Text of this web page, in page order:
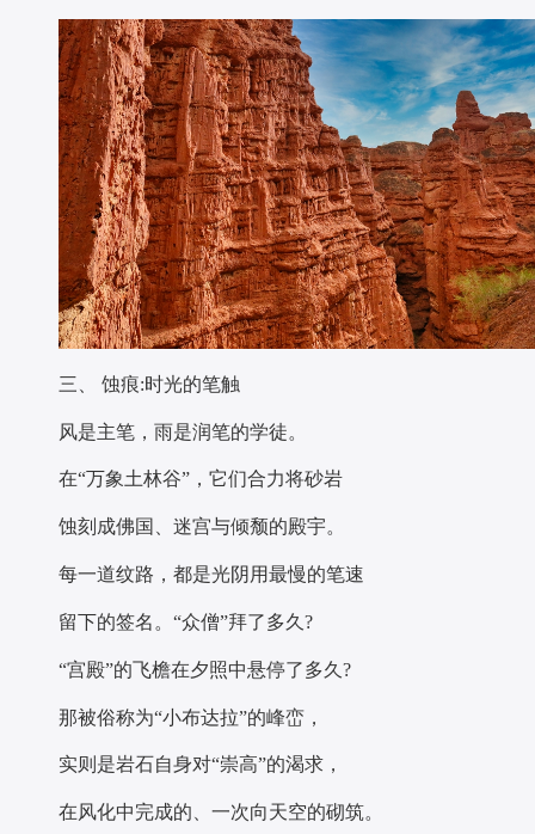
三、 蚀痕:时光的笔触
风是主笔，雨是润笔的学徒。
在“万象土林谷”，它们合力将砂岩
蚀刻成佛国、迷宫与倾颓的殿宇。
每一道纹路，都是光阴用最慢的笔速
留下的签名。“众僧”拜了多久?
“宫殿”的飞檐在夕照中悬停了多久?
那被俗称为“小布达拉”的峰峦，
实则是岩石自身对“崇高”的渴求，
在风化中完成的、一次向天空的砌筑。